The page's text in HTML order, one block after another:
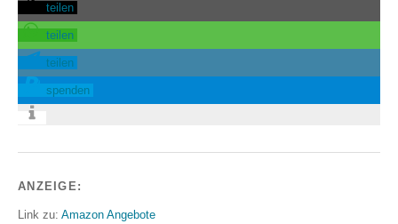
teilen
teilen
teilen
spenden
ANZEIGE:
Link zu: Amazon Angebote